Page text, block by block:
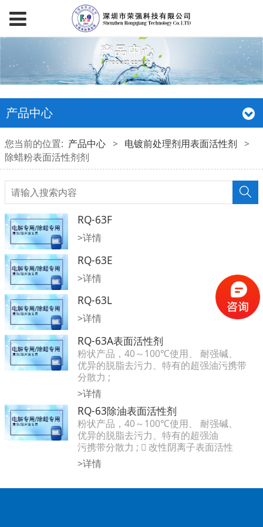
产品中心
您当前的位置: 产品中心 > 电镀前处理剂用表面活性剂
>
除蜡粉表面活性剂剂
RQ-63F
>详情
RQ-63E
>详情
RQ-63L
>详情
RQ-63A表面活性剂
粉状产品，40～100℃使用、 耐强碱、
优异的脱脂去污力、特有的超强油污携带
分散力 ;
改性阴离子表面活性剂，不含 APEO，不
含磷，不含氮，环保，优良的水洗性和配
套性；
>详情
RQ-63除油表面活性剂
粉状产品，40～100℃使用、 耐强碱、
优异的脱脂去污力、特有的超强油
污携带分散力 ;  改性阴离子表面活性
剂，不含 APEO，不含磷，不含氮，环
保，优良的水洗
>详情